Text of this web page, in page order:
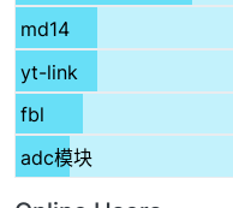
md14
yt-link
fbl
adc模块